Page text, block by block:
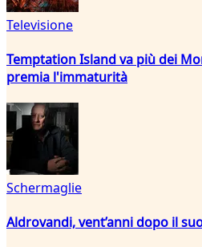
Televisione
Temptation Island va più dei
premia l'immaturità
Schermaglie
Aldrovandi, vent’anni dopo il